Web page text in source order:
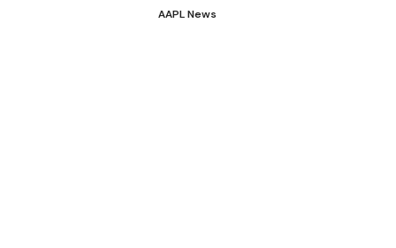
AAPL News